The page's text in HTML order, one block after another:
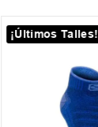
¡Últimos Talles!